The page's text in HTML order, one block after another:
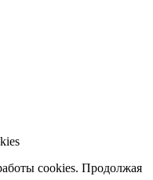
cookies. Продолжая